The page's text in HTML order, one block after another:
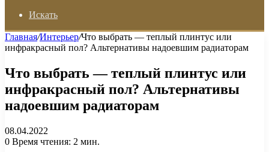
Искать
Главная/Интерьер/Что выбрать — теплый плинтус или
инфракрасный пол? Альтернативы надоевшим радиаторам
Что выбрать — теплый плинтус или
инфракрасный пол? Альтернативы
надоевшим радиаторам
08.04.2022
0 Время чтения: 2 мин.